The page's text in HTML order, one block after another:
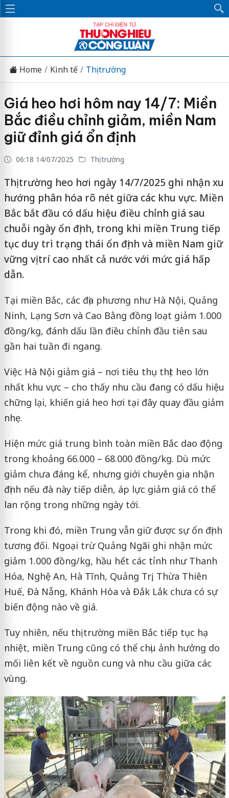
Home Kinh tế Thị trường
Giá heo hơi hôm nay 14/7: Miền
Bắc điều chỉnh giảm, miền Nam
giữ đỉnh giá ổn định
06:18 14/07/2025 Thị trường
Thị trường heo hơi ngày 14/7/2025 ghi nhận xu
hướng phân hóa rõ nét giữa các khu vực. Miền
Bắc bắt đầu có dấu hiệu điều chỉnh giá sau
chuỗi ngày ổn định, trong khi miền Trung tiếp
tục duy trì trạng thái ổn định và miền Nam giữ
vững vị trí cao nhất cả nước với mức giá hấp
dẫn.
Tại miền Bắc, các địa phương như Hà Nội, Quảng
Ninh, Lạng Sơn và Cao Bằng đồng loạt giảm 1.000
đồng/kg, đánh dấu lần điều chỉnh đầu tiên sau
gần hai tuần đi ngang.
Việc Hà Nội giảm giá – nơi tiêu thụ thịt heo lớn
nhất khu vực – cho thấy nhu cầu đang có dấu hiệu
chững lại, khiến giá heo hơi tại đây quay đầu giảm
nhẹ.
Hiện mức giá trung bình toàn miền Bắc dao động
trong khoảng 66.000 – 68.000 đồng/kg. Dù mức
giảm chưa đáng kể, nhưng giới chuyên gia nhận
định nếu đà này tiếp diễn, áp lực giảm giá có thể
lan rộng trong những ngày tới.
Trong khi đó, miền Trung vẫn giữ được sự ổn định
tương đối. Ngoại trừ Quảng Ngãi ghi nhận mức
giảm 1.000 đồng/kg, hầu hết các tỉnh như Thanh
Hóa, Nghệ An, Hà Tĩnh, Quảng Trị, Thừa Thiên
Huế, Đà Nẵng, Khánh Hòa và Đắk Lắk chưa có sự
biến động nào về giá.
Tuy nhiên, nếu thị trường miền Bắc tiếp tục hạ
nhiệt, miền Trung cũng có thể chịu ảnh hưởng do
mối liên kết về nguồn cung và nhu cầu giữa các
vùng.